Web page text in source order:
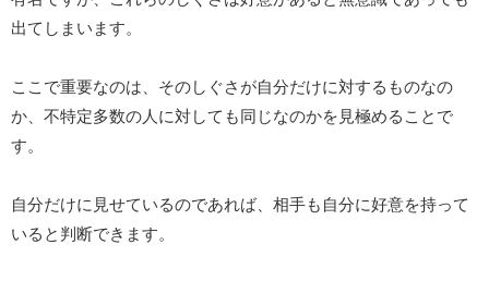
出てしまいます。
ここで重要なのは、そのしぐさが自分だけに対するものなの
か、不特定多数の人に対しても同じなのかを見極めることで
す。
自分だけに見せているのであれば、相手も自分に好意を持って
いると判断できます。